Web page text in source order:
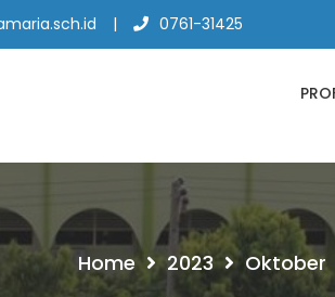
0761-31425
Home 2023 Oktober